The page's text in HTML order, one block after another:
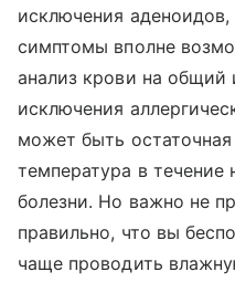
исключения
симптомы вполне
анализ крови на общий
исключения
может быть
температура в течение
болезни. Но важно не
правильно, что вы
чаще проводить